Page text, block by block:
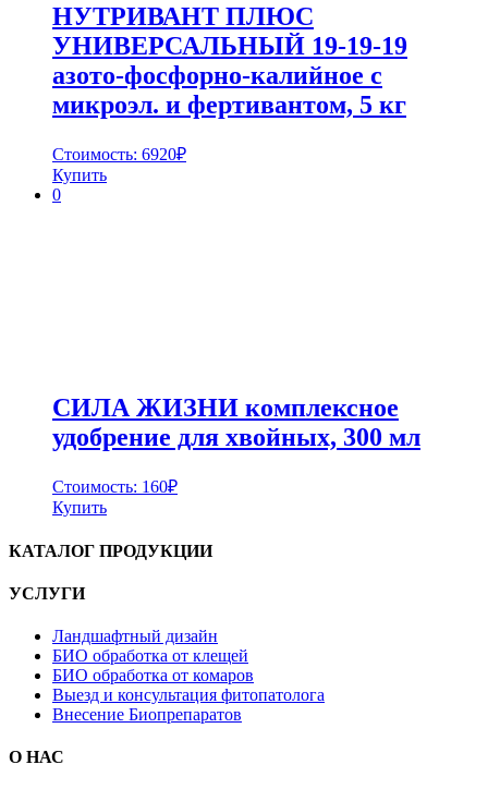
НУТРИВАНТ ПЛЮС
УНИВЕРСАЛЬНЫЙ 19-19-19
азото-фосфорно-калийное с
микроэл. и фертивантом, 5 кг
Стоимость: 6920₽
Купить
0
СИЛА ЖИЗНИ комплексное
удобрение для хвойных, 300 мл
Стоимость: 160₽
Купить
КАТАЛОГ ПРОДУКЦИИ
УСЛУГИ
Ландшафтный дизайн
БИО обработка от клещей
БИО обработка от комаров
Выезд и консультация фитопатолога
Внесение Биопрепаратов
О НАС